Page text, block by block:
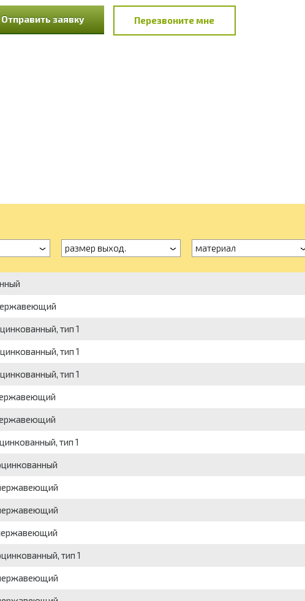
Отправить заявку
Перезвоните мне
размер выход. материал
тип 1
тип 1
тип 1
тип 1
тип 1